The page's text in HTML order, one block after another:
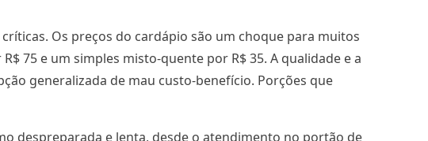
Os preços do cardápio são um choque para muitos
75 e um simples misto-quente por R$ 35. A qualidade e a
generalizada de mau custo-benefício. Porções que
despreparada e lenta, desde o atendimento no portão de